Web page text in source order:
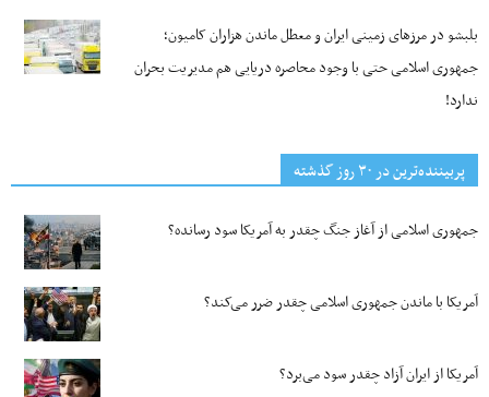
بلبشو در مرزهای زمینی ایران و معطل ماندن هزاران کامیون؛
جمهوری اسلامی حتی با وجود محاصره دریایی هم مدیریت بحران
ندارد!
پربیننده‌ترین‌ در ۳۰ روز گذشته
جمهوری اسلامی از آغاز جنگ چقدر به آمریکا سود رسانده؟
آمریکا با ماندن جمهوری اسلامی چقدر ضرر می‌کند؟
آمریکا از ایران آزاد چقدر سود می‌برد؟